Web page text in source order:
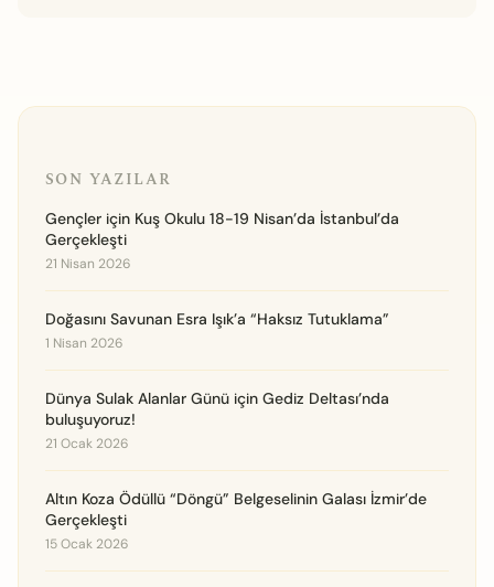
SON YAZILAR
Gençler için Kuş Okulu 18-19 Nisan’da İstanbul’da
Gerçekleşti
21 Nisan 2026
Doğasını Savunan Esra Işık’a “Haksız Tutuklama”
1 Nisan 2026
Dünya Sulak Alanlar Günü için Gediz Deltası’nda
buluşuyoruz!
21 Ocak 2026
Altın Koza Ödüllü “Döngü” Belgeselinin Galası İzmir’de
Gerçekleşti
15 Ocak 2026